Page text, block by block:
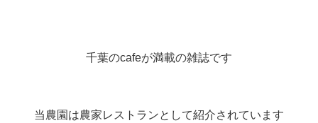
千葉のcafeが満載の雑誌です
当農園は農家レストランとして紹介されています